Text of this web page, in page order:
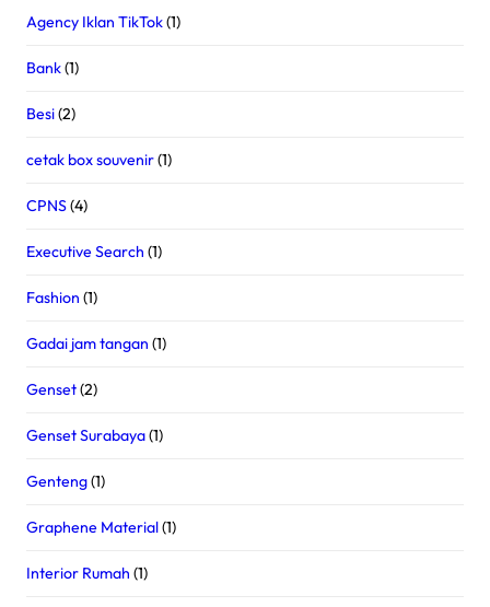
Agency Iklan TikTok(1)
Bank(1)
Besi(2)
cetak box souvenir(1)
CPNS(4)
Executive Search (1)
Fashion (1)
Gadai jam tangan (1)
Genset(2)
Genset Surabaya(1)
Genteng(1)
Graphene Material(1)
Interior Rumah (1)